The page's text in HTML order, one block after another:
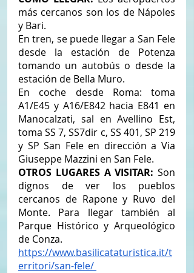
más cercanos son los de Nápoles
y Bari.
En tren, se puede llegar a San Fele
desde la estación de Potenza
tomando un autobús o desde la
estación de Bella Muro.
En coche desde Roma: toma
A1/E45 y A16/E842 hacia E841 en
Manocalzati, sal en Avellino Est,
toma SS 7, SS7dir c, SS 401, SP 219
y SP San Fele en dirección a Via
Giuseppe Mazzini en San Fele.
OTROS LUGARES A VISITAR: Son
dignos de ver los pueblos
cercanos de Rapone y Ruvo del
Monte. Para llegar también al
Parque Histórico y Arqueológico
de Conza.
https://www.basilicataturistica.it/t
erritori/san-fele/